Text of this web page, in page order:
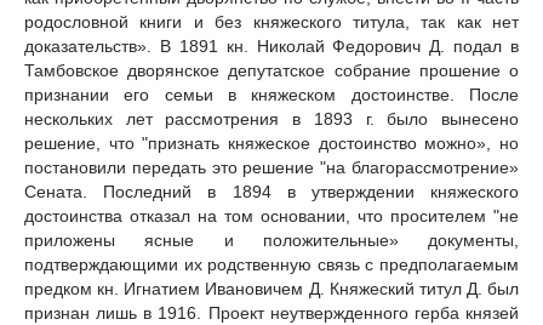
родословной книги и без княжеского титула, так как нет
доказательств». В 1891 кн. Николай Федорович Д. подал в
Тамбовское дворянское депутатское собрание прошение о
признании его семьи в княжеском достоинстве. После
нескольких лет рассмотрения в 1893 г. было вынесено
решение, что "признать княжеское достоинство можно», но
постановили передать это решение "на благорассмотрение»
Сената. Последний в 1894 в утверждении княжеского
достоинства отказал на том основании, что просителем "не
приложены ясные и положительные» документы,
подтверждающими их родственную связь с предполагаемым
предком кн. Игнатием Ивановичем Д. Княжеский титул Д. был
признан лишь в 1916. Проект неутвержденного герба князей